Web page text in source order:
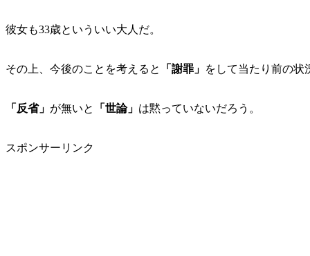
彼女も33歳といういい大人だ。
その上、今後のことを考えると 「謝罪」 をして当たり前の状
「反省」 が無いと 「世論」 は黙っていないだろう。
スポンサーリンク